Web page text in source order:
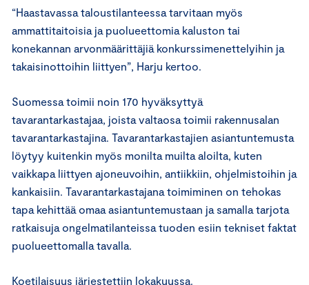
“Haastavassa taloustilanteessa tarvitaan myös
ammattitaitoisia ja puolueettomia kaluston tai
konekannan arvonmäärittäjiä konkurssimenettelyihin ja
takaisinottoihin liittyen”, Harju kertoo.
Suomessa toimii noin 170 hyväksyttyä
tavarantarkastajaa, joista valtaosa toimii rakennusalan
tavarantarkastajina. Tavarantarkastajien asiantuntemusta
löytyy kuitenkin myös monilta muilta aloilta, kuten
vaikkapa liittyen ajoneuvoihin, antiikkiin, ohjelmistoihin ja
kankaisiin. Tavarantarkastajana toimiminen on tehokas
tapa kehittää omaa asiantuntemustaan ja samalla tarjota
ratkaisuja ongelmatilanteissa tuoden esiin tekniset faktat
puolueettomalla tavalla.
Koetilaisuus järjestettiin lokakuussa.